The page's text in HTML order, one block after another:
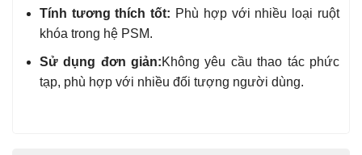
Tính tương thích tốt: Phù hợp với nhiều loại ruột
khóa trong hệ PSM.
Sử dụng đơn giản:Không yêu cầu thao tác phức
tạp, phù hợp với nhiều đối tượng người dùng.